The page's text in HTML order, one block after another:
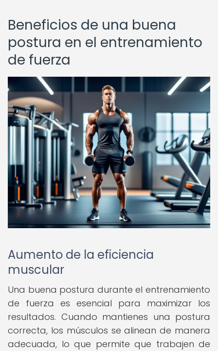
Beneficios de una buena
postura en el entrenamiento
de fuerza
Aumento de la eficiencia
muscular
Una buena postura durante el entrenamiento
de fuerza es esencial para maximizar los
resultados. Cuando mantienes una postura
correcta, los músculos se alinean de manera
adecuada, lo que permite que trabajen de